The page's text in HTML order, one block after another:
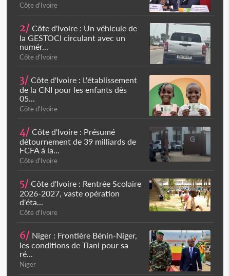
Côte d'Ivoire
2/ Côte d'Ivoire : Un véhicule de
la GESTOCI circulant avec un
numér...
Côte d'Ivoire
3/ Côte d'Ivoire : L'établissement
de la CNI pour les enfants dès
05...
Côte d'Ivoire
4/ Côte d'Ivoire : Présumé
détournement de 39 milliards de
FCFA à la...
Côte d'Ivoire
5/ Côte d'Ivoire : Rentrée Scolaire
2026-2027, vaste opération
d'éta...
Côte d'Ivoire
6/ Niger : Frontière Bénin-Niger,
les conditions de Tiani pour sa
ré...
Niger